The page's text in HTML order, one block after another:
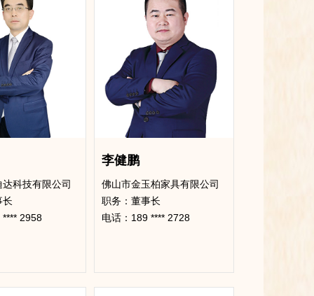
科技有限公司
长
2958
李健鹏
佛山市金玉柏家具有限公司
​职务：董事长
电话：189 **** 2728